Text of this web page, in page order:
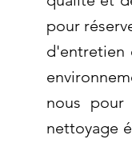
pour
d'entretien
nous
nettoyage